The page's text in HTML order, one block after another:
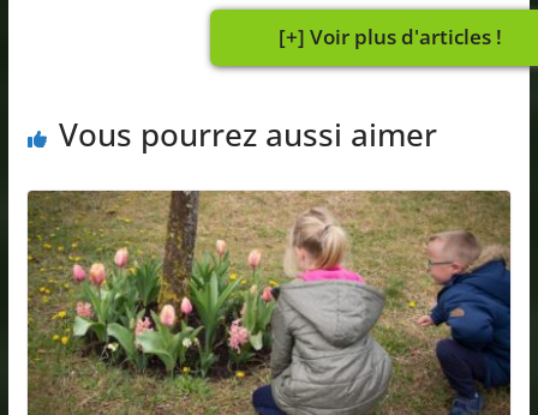
Vous pourrez aussi aimer